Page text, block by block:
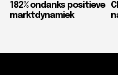
182% ondanks positieve
marktdynamiek